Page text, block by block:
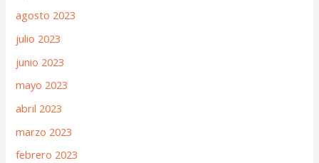
agosto 2023
julio 2023
junio 2023
mayo 2023
abril 2023
marzo 2023
febrero 2023